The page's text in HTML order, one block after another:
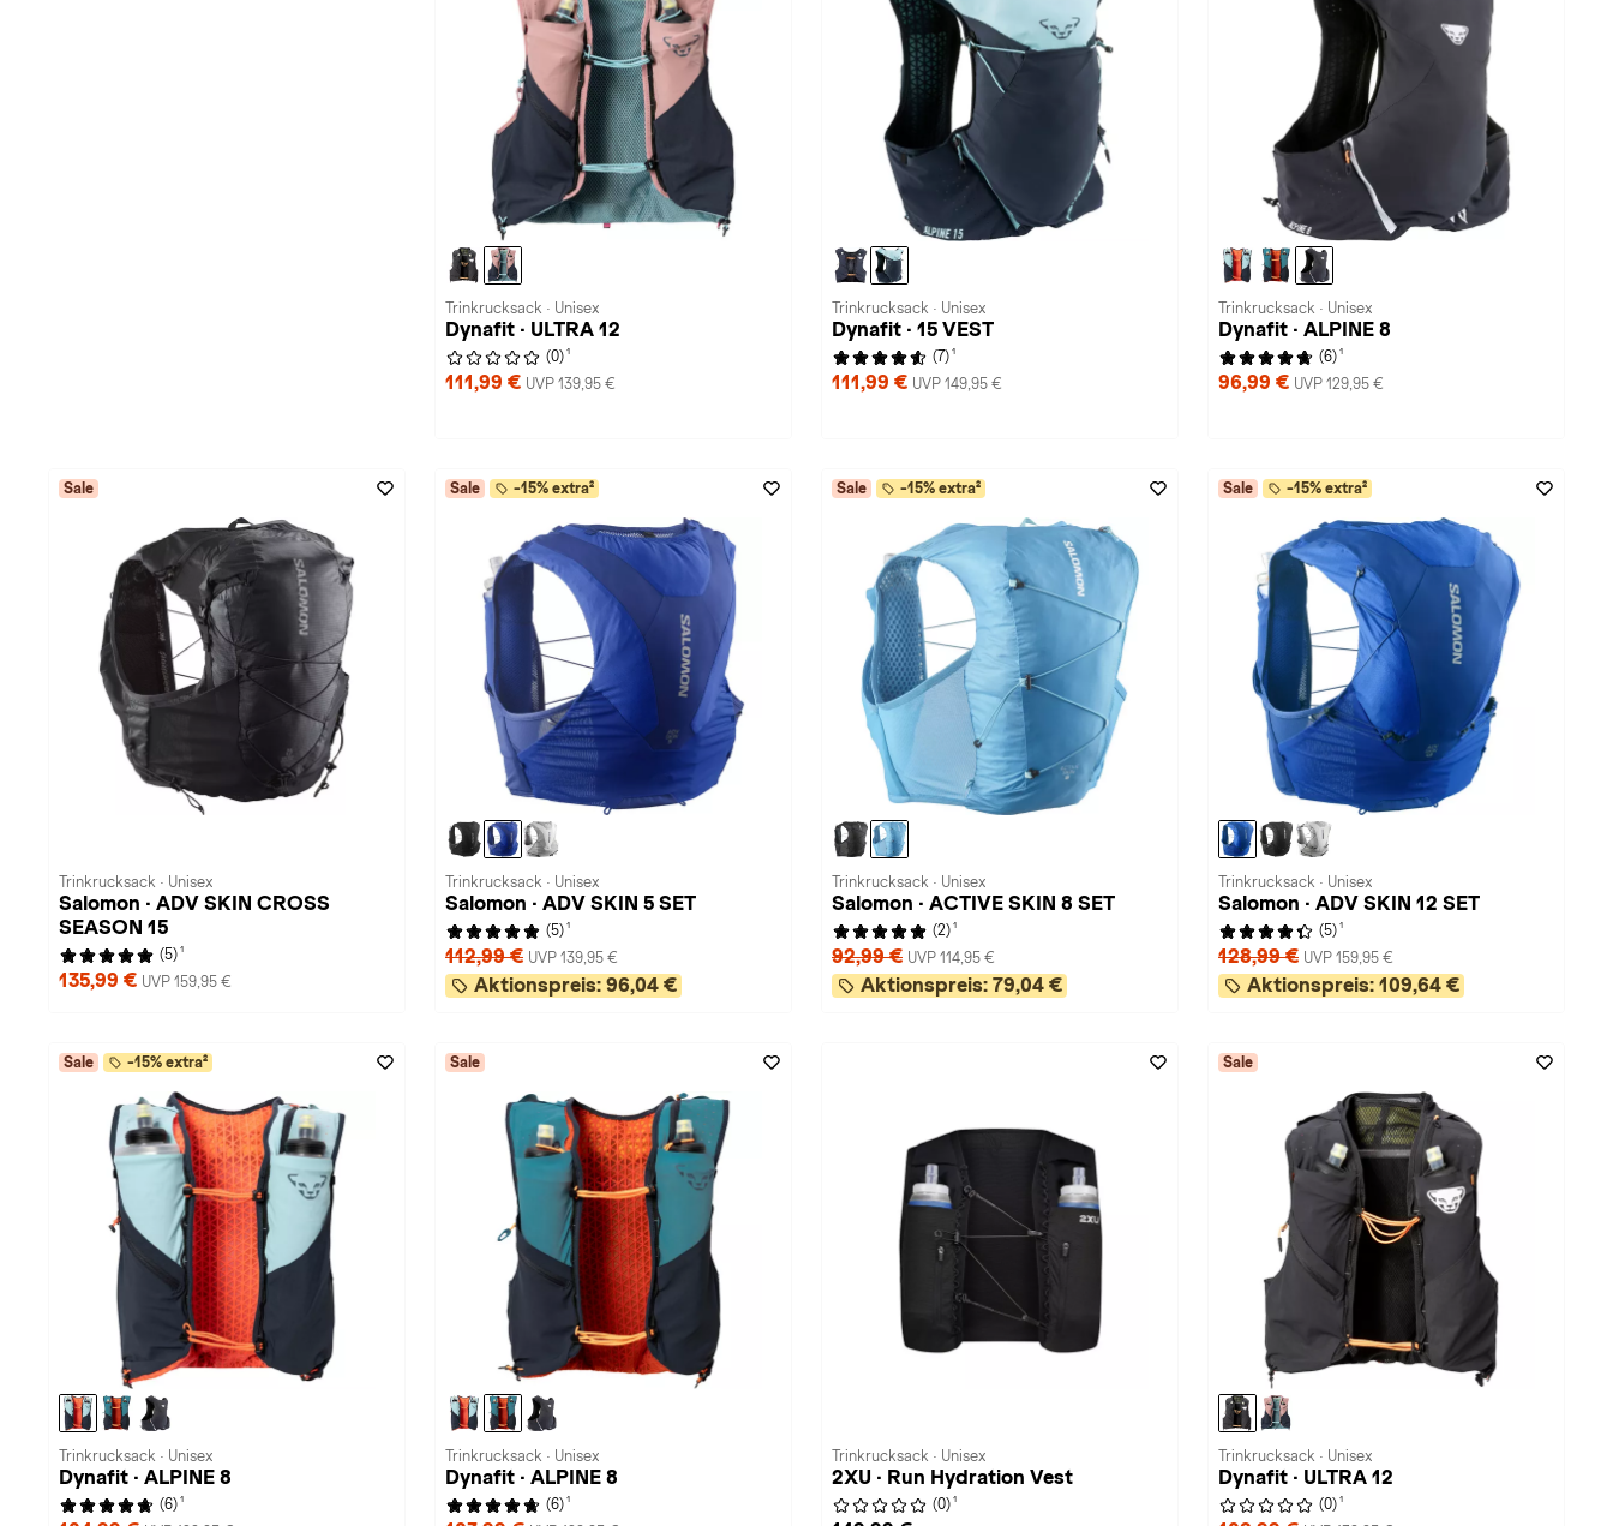
Trinkrucksack · Unisex
Dynafit · ULTRA 12
(0) 1
111,99 € UVP 139,95 €
Trinkrucksack · Unisex
Dynafit · 15 VEST
(7) 1
111,99 € UVP 149,95 €
Trinkrucksack · Unisex
Dynafit · ALPINE 8
(6) 1
96,99 € UVP 129,95 €
Sale
Trinkrucksack · Unisex
Salomon · ADV SKIN CROSS
SEASON 15
(5) 1
135,99 € UVP 159,95 €
Sale -15% extra²
Trinkrucksack · Unisex
Salomon · ADV SKIN 5 SET
(5) 1
112,99 € UVP 139,95 €
Aktionspreis: 96,04 €
Sale -15% extra²
Trinkrucksack · Unisex
Salomon · ACTIVE SKIN 8 SET
(2) 1
92,99 € UVP 114,95 €
Aktionspreis: 79,04 €
Sale -15% extra²
Trinkrucksack · Unisex
Salomon · ADV SKIN 12 SET
(5) 1
128,99 € UVP 159,95 €
Aktionspreis: 109,64 €
Sale -15% extra²
Trinkrucksack · Unisex
Dynafit · ALPINE 8
(6) 1
Sale
Trinkrucksack · Unisex
Dynafit · ALPINE 8
(6) 1
Trinkrucksack · Unisex
2XU · Run Hydration Vest
(0) 1
Sale
Trinkrucksack · Unisex
Dynafit · ULTRA 12
(0) 1